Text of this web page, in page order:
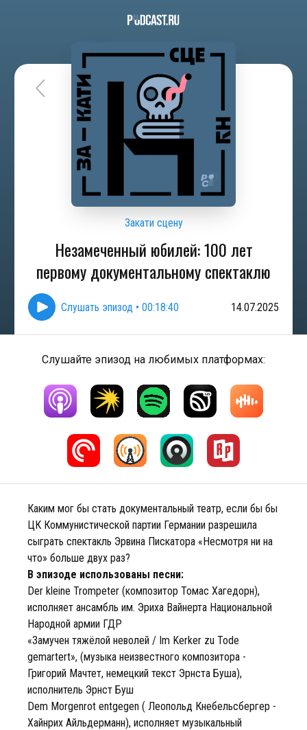
Закати сцену
Незамеченный юбилей: 100 лет
первому документальному спектаклю
Слушать эпизод • 00:18:40 14.07.2025
Слушайте эпизод на любимых платформах:
Каким мог бы стать документальный театр, если бы бы
ЦК Коммунистической партии Германии разрешила
сыграть спектакль Эрвина Пискатора «Несмотря ни на
что» больше двух раз?
В эпизоде использованы песни:
Der kleine Trompeter (композитор Томас Хагедорн),
исполняет ансамбль им. Эриха Вайнерта Национальной
Народной армии ГДР
«Замучен тяжёлой неволей / Im Kerker zu Tode
gemartert», (музыка неизвестного композитора -
Григорий Мачтет, немецкий текст Эрнста Буша),
исполнитель Эрнст Буш
Dem Morgenrot entgegen ( Леопольд Кнебельсбергер -
Хайнрих Айльдерманн), исполняет музыкальный